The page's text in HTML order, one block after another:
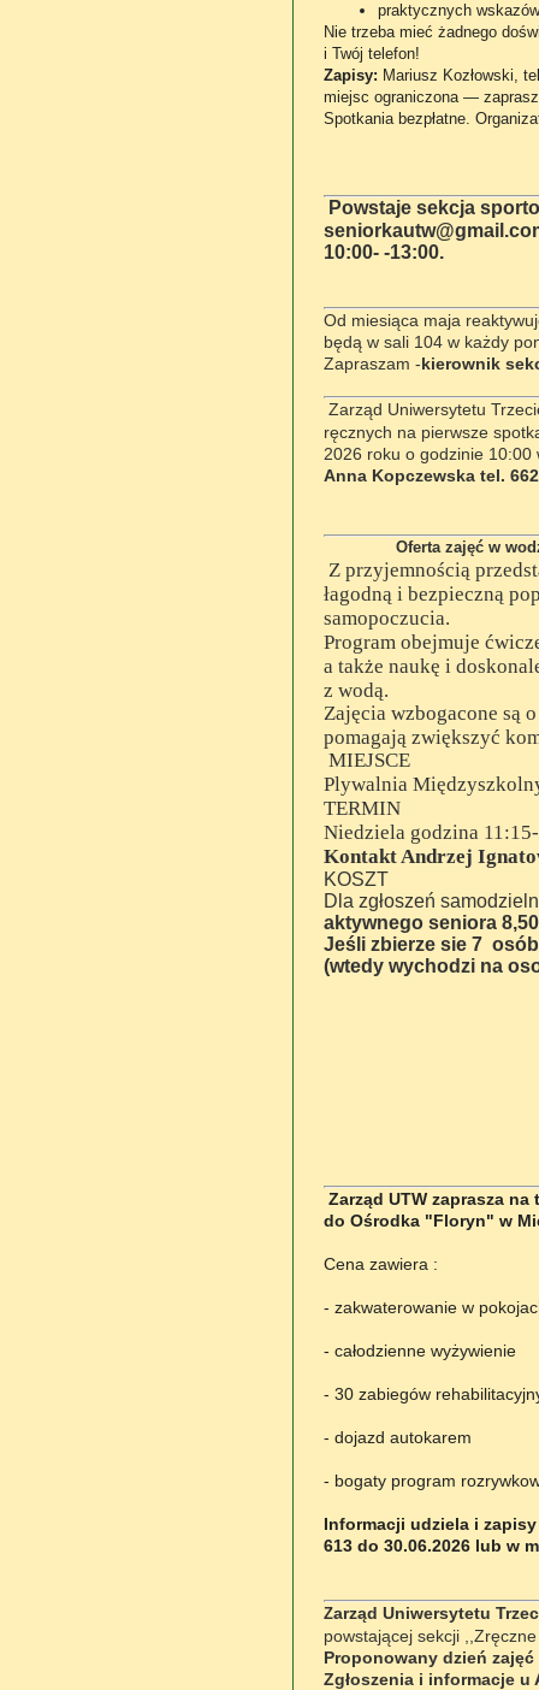
praktycznych
Nie trzeba mieć żadnego
i Twój telefon!
Zapisy: Mariusz Kozłowski,
miejsc ograniczona —
Spotkania bezpłatne.
Powstaje sekcja
10:00- -13:00.
Od miesiąca maja
będą w sali 104 w każdy
Zapraszam -kierownik
Zarząd Uniwersytetu
ręcznych na pierwsze
2026 roku o godzinie 10:00
Anna Kopczewska tel.
Oferta zajęć w
Z przyjemnością
łagodną i bezpieczną
samopoczucia.
Program obejmuje
a także naukę i
z wodą.
Zajęcia wzbogacone są
pomagają zwiększyć
MIEJSCE
Plywalnia
TERMIN
Niedziela godzina
Kontakt Andrzej
KOSZT
Dla zgłoszeń
aktywnego seniora 8,50
Jeśli zbierze sie 7 osób
(wtedy wychodzi na
Zarząd UTW zaprasza
do Ośrodka "Floryn" w
Cena zawiera :
- zakwaterowanie w
- całodzienne wyżywienie
- 30 zabiegów
- dojazd autokarem
- bogaty program
Informacji udziela i
613 do 30.06.2026 lub w
Zarząd Uniwersytetu
powstającej sekcji
Proponowany dzień
Zgłoszenia i informacje u